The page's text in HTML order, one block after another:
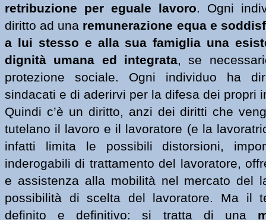
retribuzione per eguale lavoro. Ogni
diritto ad una remunerazione equa e
a lui stesso e alla sua famiglia una
dignità umana ed integrata, se
protezione sociale. Ogni individuo ha
sindacati e di aderirvi per la difesa dei propri
Quindi c’è un diritto, anzi dei diritti che
tutelano il lavoro e il lavoratore (e la
infatti limita le possibili distorsioni,
inderogabili di trattamento del lavoratore,
e assistenza alla mobilità nel mercato del
possibilità di scelta del lavoratore. Ma il
definito e definitivo: si tratta di una